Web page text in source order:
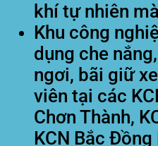
khí tự nhiên
Khu công
dụng che
ngơi, bãi giữ
viên tại các
Chơn Thành,
KCN Bắc Đồng